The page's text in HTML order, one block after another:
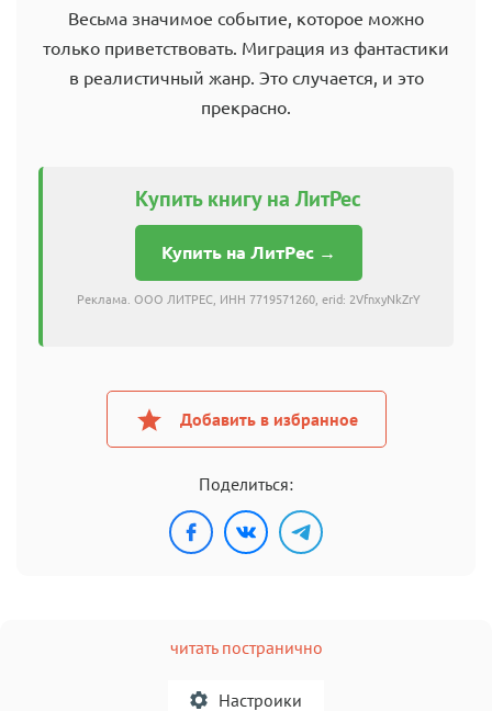
Весьма значимое событие, которое можно
только приветствовать. Миграция из фантастики
в реалистичный жанр. Это случается, и это
прекрасно.
Купить книгу на ЛитРес
Купить на ЛитРес →
Реклама. ООО ЛИТРЕС, ИНН 7719571260, erid: 2VfnxyNkZrY
Добавить в избранное
Поделиться:
читать постранично
Настроики